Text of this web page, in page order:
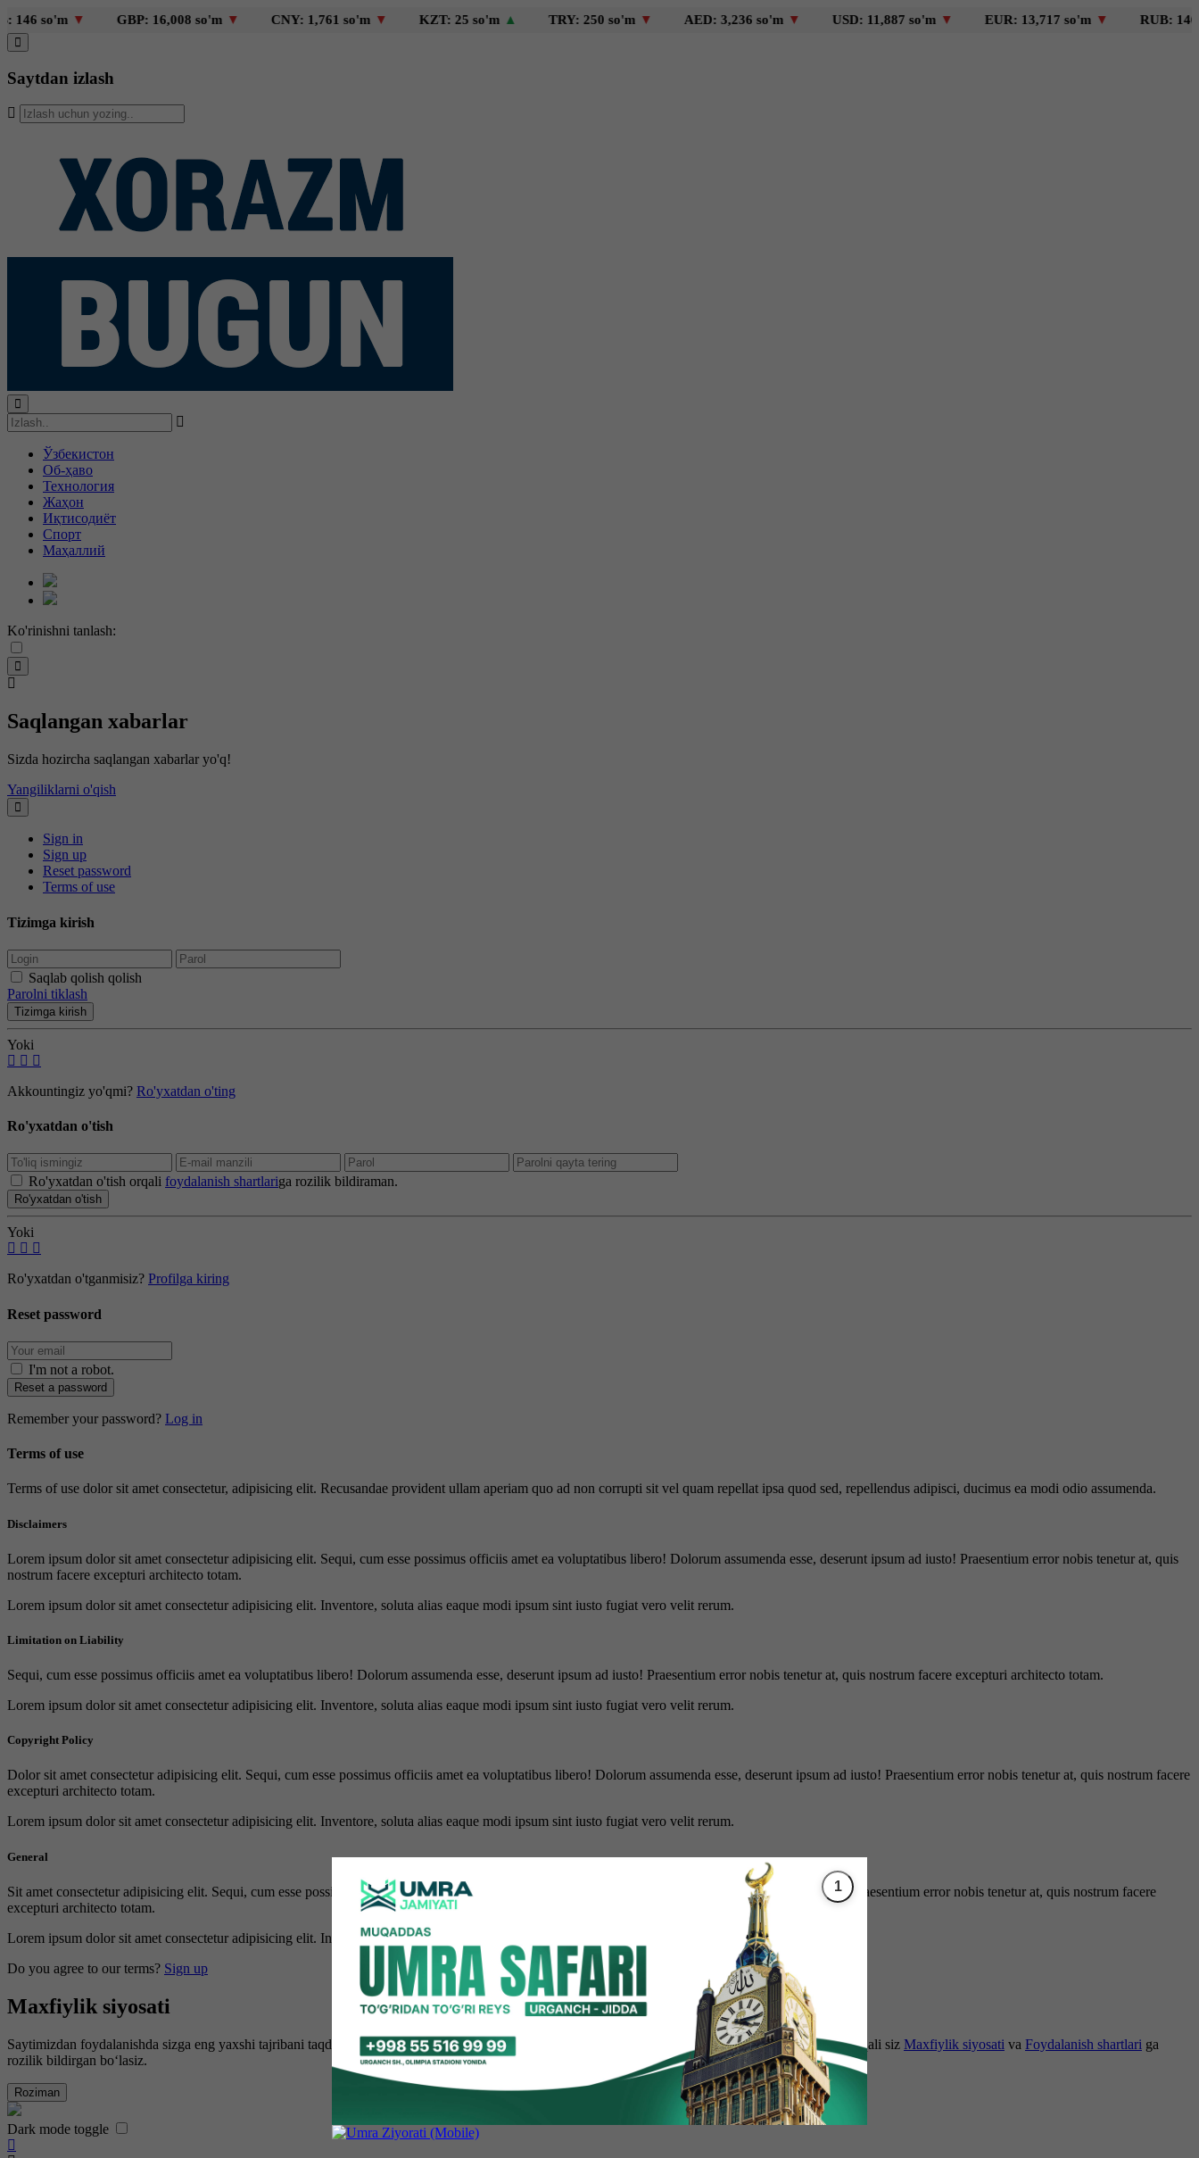
▼ GBP: 16,008 so'm▼ CNY: 1,761 so'm▼ KZT: 25 so'm ▲ TRY: 250 so'm▼ AED: 3,236 so'm▼ USD: 11,887 so'm▼ EUR: 13,717 so'm▼ RUB: 146 so'm▼
Saytdan izlash
Ўзбекистон
Об-ҳаво
Технология
Жаҳон
Иқтисодиёт
Спорт
Маҳаллий
Ko'rinishni tanlash:
Saqlangan xabarlar
Sizda hozircha saqlangan xabarlar yo'q!
Yangiliklarni o'qish
Sign in
Sign up
Reset password
Terms of use
Tizimga kirish
Saqlab qolish qolish
Parolni tiklash
Tizimga kirish
Yoki
Akkountingiz yo'qmi? Ro'yxatdan o'ting
Ro'yxatdan o'tish
Ro'yxatdan o'tish orqali foydalanish shartlariga rozilik bildiraman.
Ro'yxatdan o'tish
Yoki
Ro'yxatdan o'tganmisiz? Profilga kiring
Reset password
I'm not a robot.
Reset a password
Remember your password? Log in
Terms of use
Terms of use dolor sit amet consectetur, adipisicing elit. Recusandae provident ullam aperiam quo ad non corrupti sit vel quam repellat ipsa quod sed, repellendus adipisci, ducimus ea modi odio assumenda.
Disclaimers
Lorem ipsum dolor sit amet consectetur adipisicing elit. Sequi, cum esse possimus officiis amet ea voluptatibus libero! Dolorum assumenda esse, deserunt ipsum ad iusto! Praesentium error nobis tenetur at, quis
nostrum facere excepturi architecto totam.
Lorem ipsum dolor sit amet consectetur adipisicing elit. Inventore, soluta alias eaque modi ipsum sint iusto fugiat vero velit rerum.
Limitation on Liability
Sequi, cum esse possimus officiis amet ea voluptatibus libero! Dolorum assumenda esse, deserunt ipsum ad iusto! Praesentium error nobis tenetur at, quis nostrum facere excepturi architecto totam.
Lorem ipsum dolor sit amet consectetur adipisicing elit. Inventore, soluta alias eaque modi ipsum sint iusto fugiat vero velit rerum.
Copyright Policy
Dolor sit amet consectetur adipisicing elit. Sequi, cum esse possimus officiis amet ea voluptatibus libero! Dolorum assumenda esse, deserunt ipsum ad iusto! Praesentium error nobis tenetur at, quis nostrum facere
excepturi architecto totam.
Lorem ipsum dolor sit amet consectetur adipisicing elit. Inventore, soluta alias eaque modi ipsum sint iusto fugiat vero velit rerum.
General
Sit amet consectetur adipisicing elit. Sequi, cum esse possimus officiis amet ea voluptatibus libero! Dolorum assumenda esse, deserunt ipsum ad iusto! Praesentium error nobis tenetur at, quis nostrum facere
excepturi architecto totam.
Lorem ipsum dolor sit amet consectetur adipisicing elit. Inventore, soluta alias eaque modi ipsum sint iusto fugiat vero velit rerum.
Do you agree to our terms? Sign up
Maxfiylik siyosati
Saytimizdan foydalanishda sizga eng yaxshi tajribani taqdim etish uchun biz cookie-fayllardan foydalanamiz. Saytimizdan foydalanishda davom etish orqali siz Maxfiylik siyosati va Foydalanish shartlari ga
rozilik bildirgan bo‘lasiz.
Roziman
Dark mode toggle